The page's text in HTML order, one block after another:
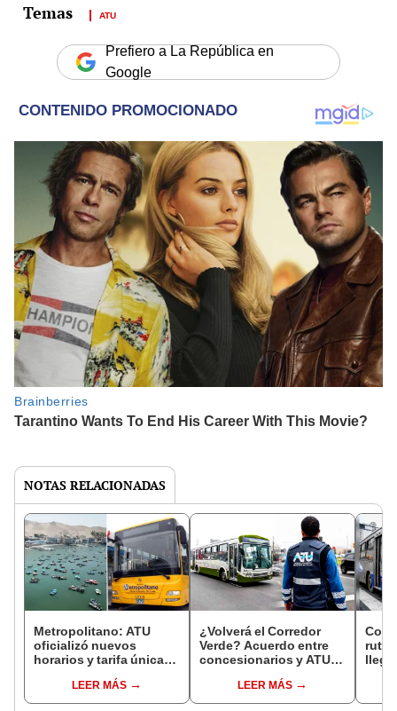
ATU
Prefiero a La República en
Google
NOTAS RELACIONADAS
Metropolitano: ATU
oficializó nuevos
horarios y tarifa única
especial hacia las
playas de Ancón
LEER MÁS
¿Volverá el Corredor
Verde? Acuerdo entre
concesionarios y ATU
Centro de Lima y San
Miguel
LEER MÁS
ruta